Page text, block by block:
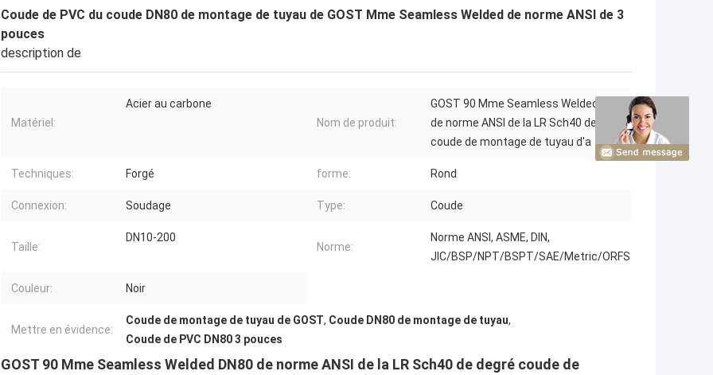
Coude de PVC du coude DN80 de montage de tuyau de GOST Mme Seamless Welded de norme ANSI de 3
pouces
description de
Matériel:
Acier au carbone
Nom de produit:
GOST 90 Mme Seamless Welded DN80
de norme ANSI de la LR Sch40 de degré
coude de montage de tuyau d'a
Techniques: Forgé forme: Rond
Connexion: Soudage Type: Coude
Taille:
DN10-200
Norme:
Norme ANSI, ASME, DIN,
JIC/BSP/NPT/BSPT/SAE/Metric/ORFS
Couleur: Noir
Mettre en évidence:
Coude de montage de tuyau de GOST, Coude DN80 de montage de tuyau,
Coude de PVC DN80 3 pouces
GOST 90 Mme Seamless Welded DN80 de norme ANSI de la LR Sch40 de degré coude de